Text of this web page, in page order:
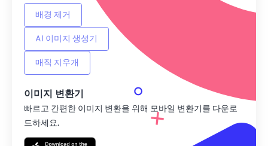
배경 제거
AI 이미지 생성기
매직 지우개
이미지 변환기
빠르고 간편한 이미지 변환을 위해 모바일 변환기를 다운로
드하세요.